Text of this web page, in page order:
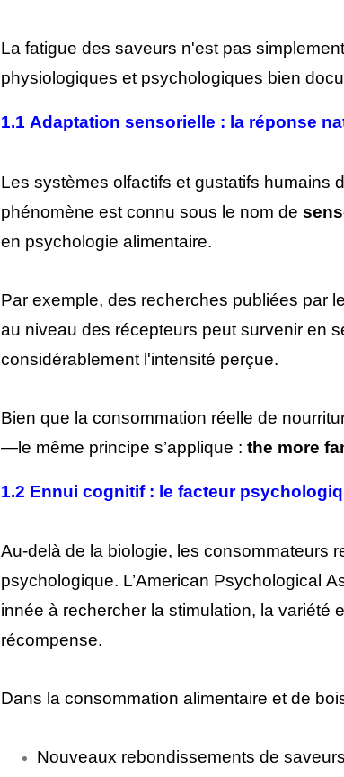
La fatigue des saveurs n'est pas
physiologiques et psychologiques bien
1.1 Adaptation sensorielle : la réponse
Les systèmes olfactifs et gustatifs humains
phénomène est connu sous le nom de
en psychologie alimentaire.
Par exemple, des recherches publiées par
au niveau des récepteurs peut survenir en
considérablement l'intensité perçue.
Bien que la consommation réelle de
—le même principe s’applique : the more
1.2 Ennui cognitif : le facteur
Au-delà de la biologie, les consommateurs
psychologique. L’American Psychological
innée à rechercher la stimulation, la variété
récompense.
Dans la consommation alimentaire et de
Nouveaux rebondissements de saveurs